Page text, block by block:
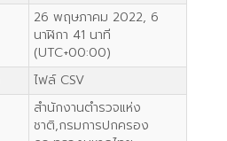
26 พฤษภาคม 2022, 6
นาฬิกา 41 นาที
(UTC+00:00)
ไฟล์ CSV
สำนักงานตำรวจแห่ง
ชาติ,กรมการปกครอง